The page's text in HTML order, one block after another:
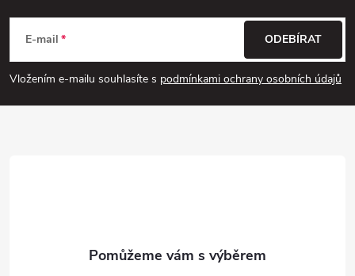
p
a
E-mail
Vložením e-mailu souhlasíte s podmínkami ochrany osobních údajů
ODEBÍRAT